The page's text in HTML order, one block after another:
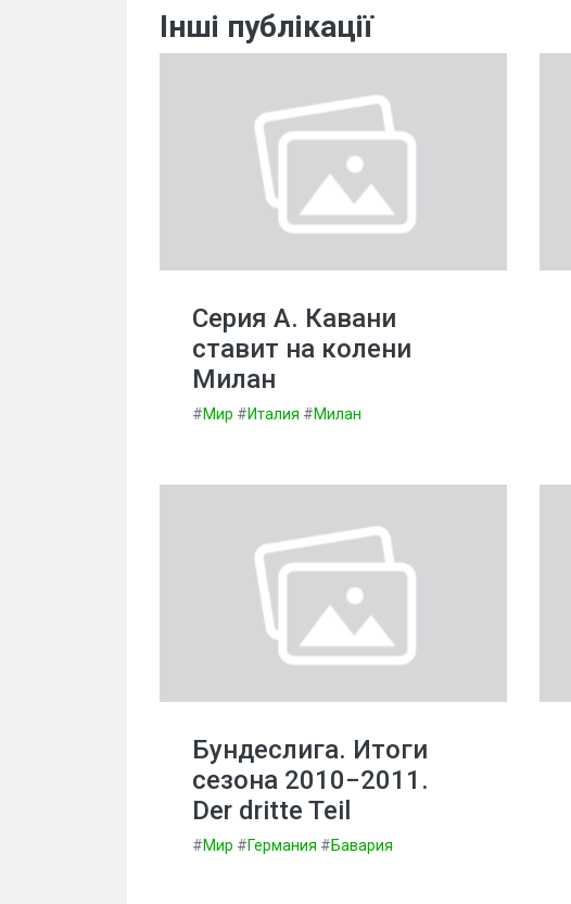
Інші публікації
Серия А. Кавани
ставит на колени
Милан
#Мир #Италия #Милан
Бундеслига. Итоги
сезона 2010−2011.
Der dritte Teil
#Мир #Германия #Бавария